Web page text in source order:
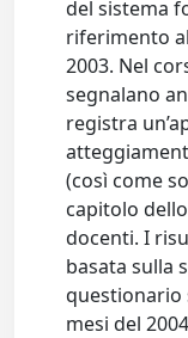
del sistema
riferimento
2003. Nel
segnalano
registra
(così come
capitolo
docenti. I
basata sulla
mesi del